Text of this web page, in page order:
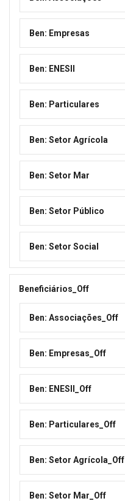
Ben: Empresas
Ben: ENESII
Ben: Particulares
Ben: Setor Agrícola
Ben: Setor Mar
Ben: Setor Público
Ben: Setor Social
Beneficiários_Off
Ben: Associações_Off
Ben: Empresas_Off
Ben: ENESII_Off
Ben: Particulares_Off
Ben: Setor Agrícola_Off
Ben: Setor Mar_Off